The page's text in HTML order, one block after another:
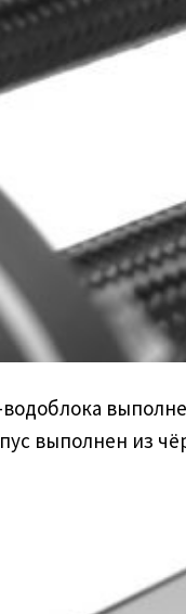
выполнен из